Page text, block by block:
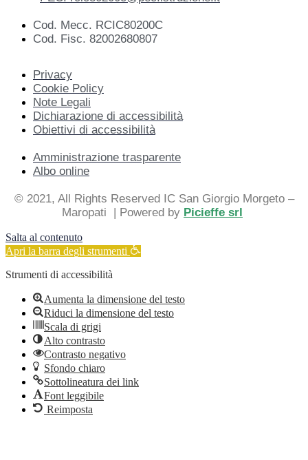
Cod. Mecc. RCIC80200C
Cod. Fisc. 82002680807
Privacy
Cookie Policy
Note Legali
Dichiarazione di accessibilità
Obiettivi di accessibilità
Amministrazione trasparente
Albo online
© 2021, All Rights Reserved IC San Giorgio Morgeto –
Maropati | Powered by Picieffe srl
Salta al contenuto
Apri la barra degli strumenti
Strumenti di accessibilità
Aumenta la dimensione del testo
Riduci la dimensione del testo
Scala di grigi
Alto contrasto
Contrasto negativo
Sfondo chiaro
Sottolineatura dei link
Font leggibile
Reimposta